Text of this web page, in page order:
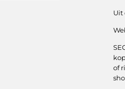
Uit
of